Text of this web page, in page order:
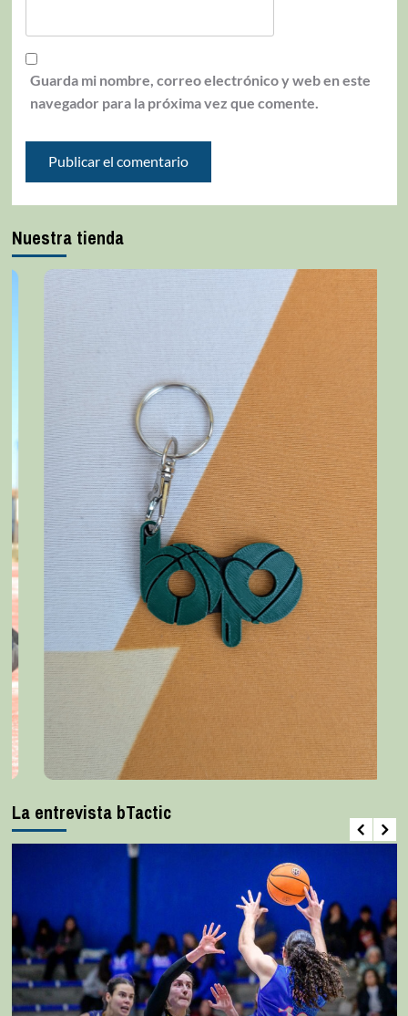
Guarda mi nombre, correo electrónico y web en este
navegador para la próxima vez que comente.
Nuestra tienda
La entrevista bTactic